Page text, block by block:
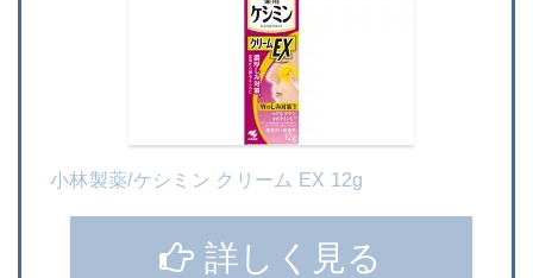
小林製薬/ケシミン クリーム EX 12g
詳しく見る